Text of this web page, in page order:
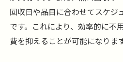
回収日や品目に合わせてスケジ
です。これにより、効率的に不
費を抑えることが可能になります